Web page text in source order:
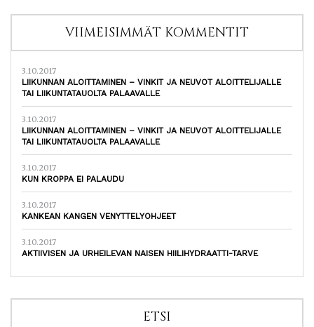
VIIMEISIMMÄT KOMMENTIT
3.10.2017
LIIKUNNAN ALOITTAMINEN – VINKIT JA NEUVOT ALOITTELIJALLE
TAI LIIKUNTATAUOLTA PALAAVALLE
3.10.2017
LIIKUNNAN ALOITTAMINEN – VINKIT JA NEUVOT ALOITTELIJALLE
TAI LIIKUNTATAUOLTA PALAAVALLE
3.10.2017
KUN KROPPA EI PALAUDU
3.10.2017
KANKEAN KANGEN VENYTTELYOHJEET
3.10.2017
AKTIIVISEN JA URHEILEVAN NAISEN HIILIHYDRAATTI-TARVE
ETSI